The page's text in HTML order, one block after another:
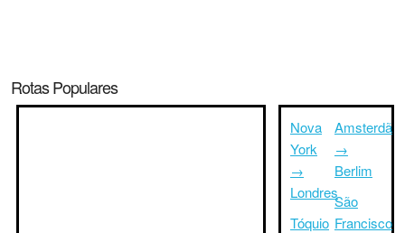
Rotas Populares
Nova
York
→
Londres
Tóquio
Amsterdã
→
Berlim
São
Francisco